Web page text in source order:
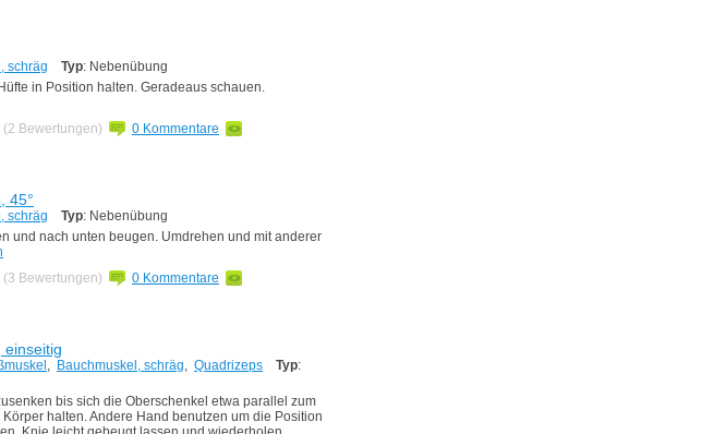
schräg Typ: Nebenübung
in Position halten. Geradeaus schauen.
(2 Bewertungen)
0 Kommentare
45°
schräg Typ: Nebenübung
und nach unten beugen. Umdrehen und mit anderer
(3 Bewertungen)
0 Kommentare
einseitig
, Bauchmuskel, schräg, Quadrizeps Typ:
bis sich die Oberschenkel etwa parallel zum
halten. Andere Hand benutzen um die Position